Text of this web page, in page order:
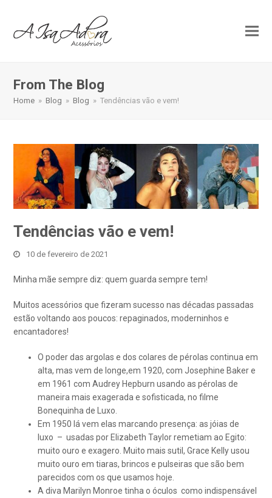
From The Blog
Home » Blog » Blog » Tendências vão e vem!
Tendências vão e vem!
10 de fevereiro de 2021
Minha mãe sempre diz: quem guarda sempre tem!
Muitos acessórios que fizeram sucesso nas décadas passadas
estão voltando aos poucos: repaginados, moderninhos e
encantadores!
O poder das argolas e dos colares de pérolas continua em
alta, mas vem de longe,em 1920, com Josephine Baker e
em 1961 com Audrey Hepburn usando as pérolas de
maneira mais exagerada e sofisticada, no filme
Bonequinha de Luxo.
Em 1950 lá vem elas marcando presença: as jóias de
luxo – usadas por Elizabeth Taylor remetiam ao Egito:
muito ouro e exagero. Muito mais sutil, Grace Kelly usou
muito ouro em tiaras, brincos e pulseiras que são bem
parecidos com os que usamos hoje.
A diva Marilyn Monroe tinha o óculos como indispensável